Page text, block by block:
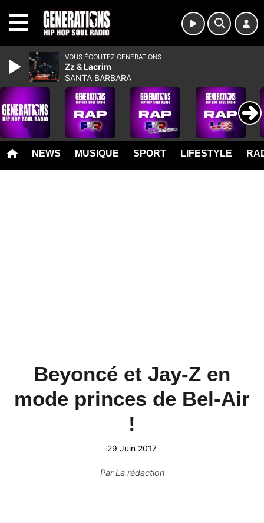
NEWS MUSIQUE SPORT LIFESTYLE
Beyoncé et Jay-Z en
mode princes de Bel-Air
!
29 Juin 2017
ParLa rédaction
VOUS ÉCOUTEZ GENERATIONS
Zz & Lacrim
SANTA BARBARA